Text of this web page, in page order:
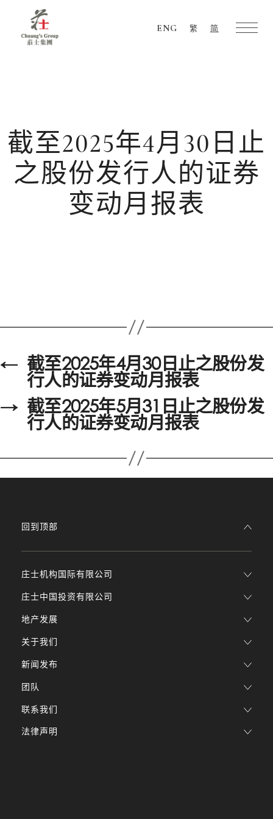
ENG 繁 简
截至2025年4月30日止
之股份发行人的证券
变动月报表
← 截至2025年4月30日止之股份发
行人的证券变动月报表
→ 截至2025年5月31日止之股份发
行人的证券变动月报表
庄士机构国际有限公司
庄士中国投资有限公司
地产发展
关于我们
新闻发布
团队
回到顶部
联系我们
法律声明